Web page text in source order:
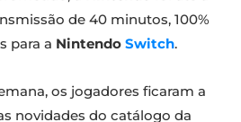
de 40 minutos, 100%
para a Nintendo Switch.
os jogadores ficaram a
novidades do catálogo da